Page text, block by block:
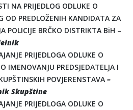
NA PRIJEDLOG ODLUKE O
OD PREDLOŽENIH KANDIDATA ZA
POLICIJE BRČKO DISTRIKTA BiH –
PRIJEDLOGA ODLUKE O
IMENOVANJU PREDSJEDATELJA I
POVJERENSTAVA –
Skupštine
PRIJEDLOGA ODLUKE O